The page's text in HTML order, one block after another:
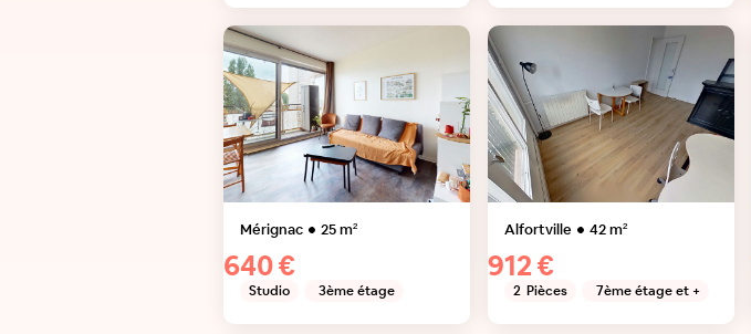
Mérignac 25m²
640 €
Studio 3ème étage
Alfortville 42m²
912 €
2 Pièces 7ème étage et +